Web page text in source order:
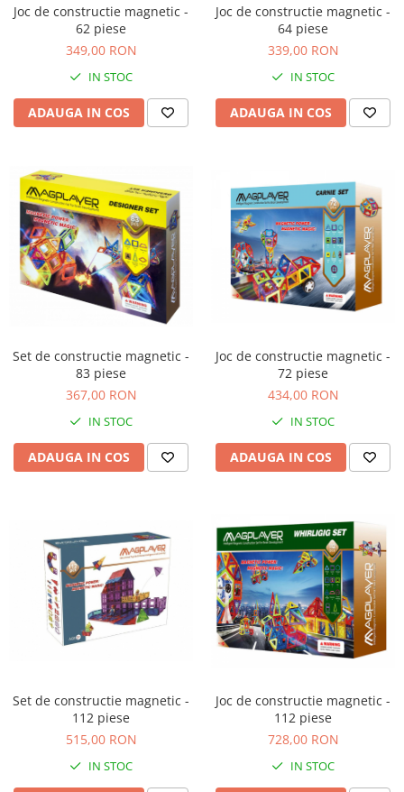
Joc de constructie magnetic -
62 piese
349,00 RON
IN STOC
ADAUGA IN COS
Joc de constructie magnetic -
64 piese
339,00 RON
IN STOC
ADAUGA IN COS
Set de constructie magnetic -
83 piese
367,00 RON
IN STOC
ADAUGA IN COS
Joc de constructie magnetic -
72 piese
434,00 RON
IN STOC
ADAUGA IN COS
Set de constructie magnetic -
112 piese
515,00 RON
IN STOC
Joc de constructie magnetic -
112 piese
728,00 RON
IN STOC